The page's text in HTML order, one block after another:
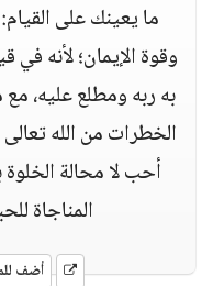
ما يعينك على
وقوة الإيمان؛ لأنه
به ربه ومطلع عليه،
الخطرات من الله
أحب لا محالة الخلوة
المناجاة
أضف